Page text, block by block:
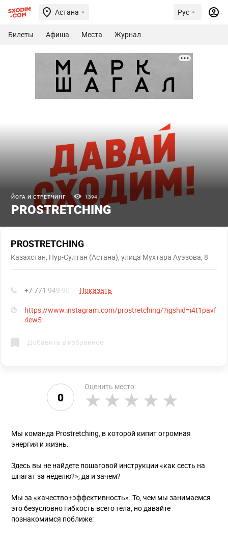
Астана Рус
Билеты Афиша Места Журнал
ЙОГА И СТРЕТЧИНГ 1394
PROSTRETCHING
PROSTRETCHING
Казахстан, Нур-Султан (Астана), улица Мухтара Ауэзова, 8
+7 771 949 90 00 Показать
https://www.instagram.com/prostretching/?igshid=i4t1pavf
4ew5
Добавить в избранное
0
Оценить место:
Мы команда Prostretching, в которой кипит огромная
энергия и жизнь.
Здесь вы не найдете пошаговой инструкции «как сесть на
шпагат за неделю?», да и зачем?
Мы за «качество+эффективность». То, чем мы занимаемся
это безусловно гибкость всего тела, но давайте
познакомимся поближе: